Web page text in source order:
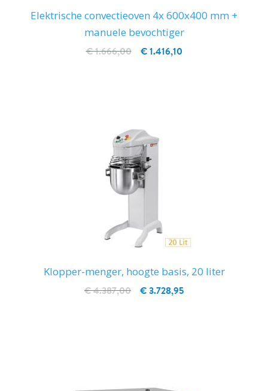
Elektrische convectieoven 4x 600x400 mm +
manuele bevochtiger
€ 1.416,10
€ 1.666,00
Klopper-menger, hoogte basis, 20 liter
€ 3.728,95
€ 4.387,00